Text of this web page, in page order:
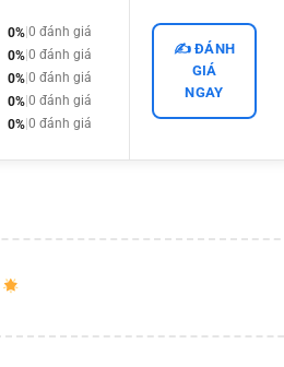
0%| 0 đánh giá
0%| 0 đánh giá
0%| 0 đánh giá
0%| 0 đánh giá
0%| 0 đánh giá
✍️ ĐÁNH
GIÁ
NGAY